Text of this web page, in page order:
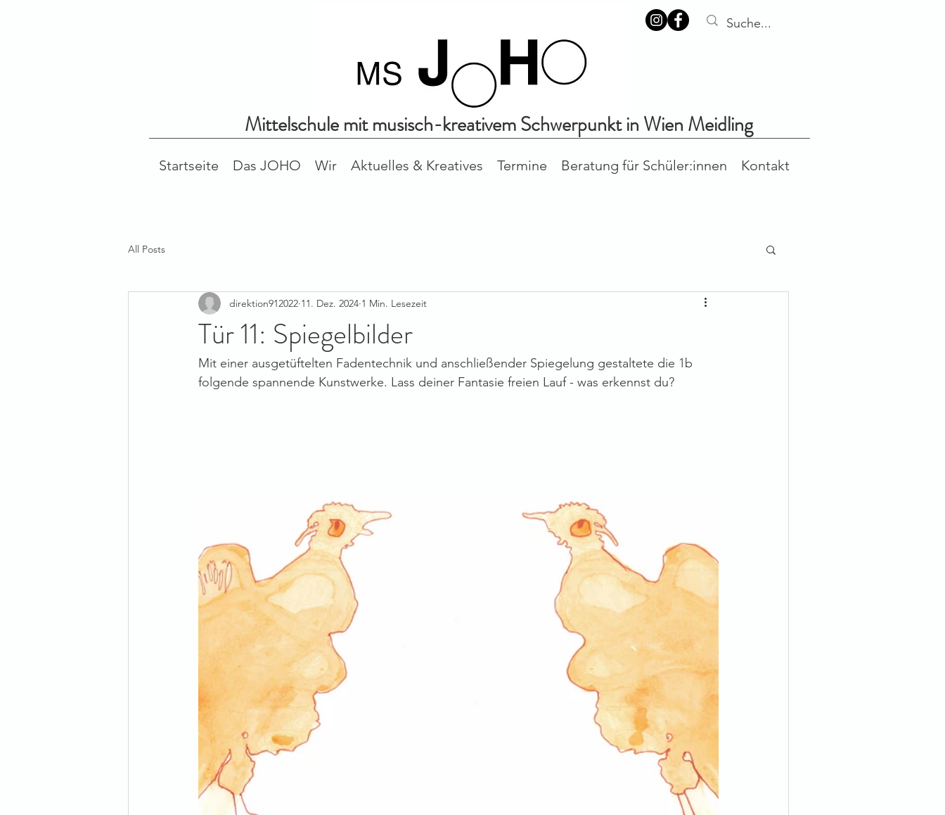
Mittelschule mit musisch-kreativem Schwerpunkt in Wien Meidling
Startseite Das JOHO Wir Aktuelles & Kreatives Termine Beratung für Schüler:innen Kontakt
All Posts
Tür 11: Spiegelbilder
direktion912022 11. Dez. 2024 1 Min. Lesezeit
Mit einer ausgetüftelten Fadentechnik und anschließender Spiegelung gestaltete die 1b
folgende spannende Kunstwerke. Lass deiner Fantasie freien Lauf - was erkennst du?